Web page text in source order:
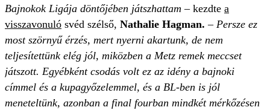
Bajnokok Ligája döntőjében játszhattam – kezdte a
visszavonuló svéd szélső, Nathalie Hagman. – Persze ez
most szörnyű érzés, mert nyerni akartunk, de nem
teljesítettünk elég jól, miközben a Metz remek meccset
játszott. Egyébként csodás volt ez az idény a bajnoki
címmel és a kupagyőzelemmel, és a BL-ben is jól
meneteltünk, azonban a final fourban mindkét mérkőzésen